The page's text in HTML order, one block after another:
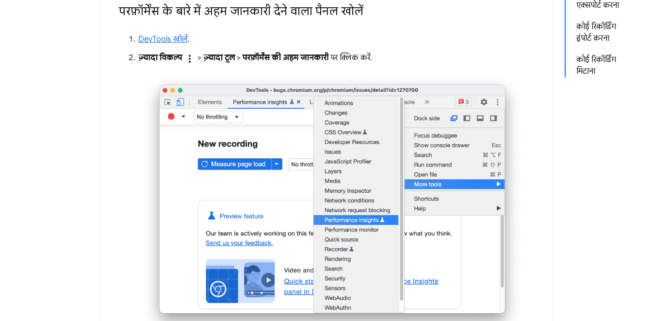
एक्सपोर्ट करना
कोई रिकॉर्डिंग
इंपोर्ट करना
कोई रिकॉर्डिंग
मिटाना
परफ़ॉर्मेंस के बारे में अहम जानकारी देने वाला पैनल खोलें
DevTools खोलें.
ज़्यादा विकल्प
more_vert > ज़्यादा टूल>परफ़ॉर्मेंस की अहम जानकारीपर क्लिक करें.